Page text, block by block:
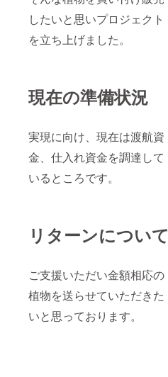
したいと思いプロジェクト
を立ち上げました。
現在の準備状況
実現に向け、現在は渡航資
金、仕入れ資金を調達して
いるところです。
リターンについて
ご支援いただい金額相応の
植物を送らせていただきた
いと思っております。